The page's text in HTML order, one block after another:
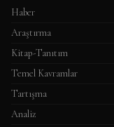
Haber
Araştırma
Kitap-Tanıtım
Temel Kavramlar
Tartışma
Analiz